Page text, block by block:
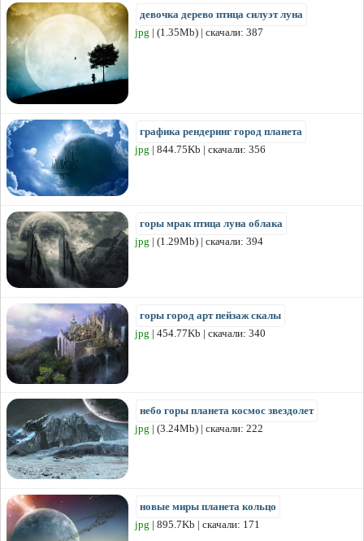
девочка дерево птица силуэт луна
jpg | (1.35Mb) | скачали: 387
графика рендеринг город планета
jpg | 844.75Kb | скачали: 356
горы мрак птица луна облака
jpg | (1.29Mb) | скачали: 394
горы город арт пейзаж скалы
jpg | 454.77Kb | скачали: 340
небо горы планета космос звездолет
jpg | (3.24Mb) | скачали: 222
новые миры планета кольцо
jpg | 895.7Kb | скачали: 171